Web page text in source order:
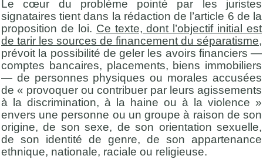
Le cœur du problème pointé par les juristes
signataires tient dans la rédaction de l’article 6 de la
proposition de loi. Ce texte, dont l’objectif initial est
de tarir les sources de financement du séparatisme,
prévoit la possibilité de geler les avoirs financiers —
comptes bancaires, placements, biens immobiliers
— de personnes physiques ou morales accusées
de « provoquer ou contribuer par leurs agissements
à la discrimination, à la haine ou à la violence »
envers une personne ou un groupe à raison de son
origine, de son sexe, de son orientation sexuelle,
de son identité de genre, de son appartenance
ethnique, nationale, raciale ou religieuse.